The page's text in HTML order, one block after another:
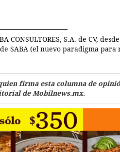
CONSULTORES, S.A. de CV,
SABA (el nuevo paradigma para
firma esta columna de
de Mobilnews.mx.